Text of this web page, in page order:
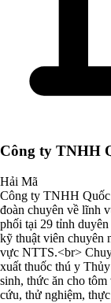
Công ty TNHH
Hải Mã
Công ty TNHH
đoàn chuyên về lĩnh
phối tại 29 tỉnh
kỹ thuật viên chuyên
vực NTTS.<br>
xuất thuốc thú y
sinh, thức ăn cho
cứu, thử nghiệm,